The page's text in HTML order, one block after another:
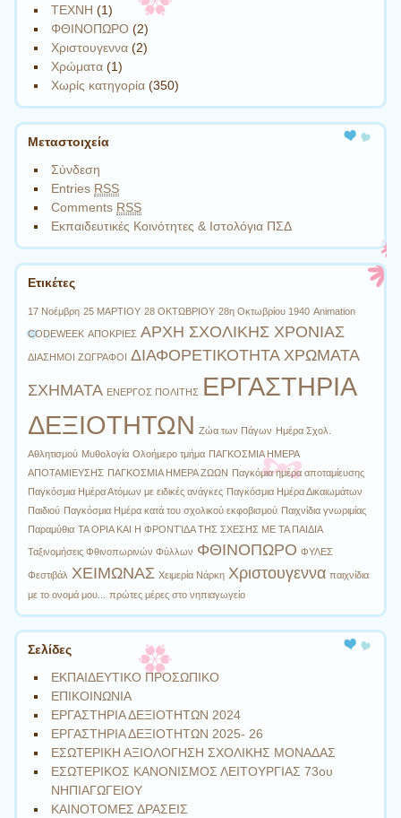
ΤΕΧΝΗ (1)
ΦΘΙΝΟΠΩΡΟ (2)
Χριστουγεννα (2)
Χρώματα (1)
Χωρίς κατηγορία (350)
Μεταστοιχεία
Σύνδεση
Entries RSS
Comments RSS
Εκπαιδευτικές Κοινότητες & Ιστολόγια ΠΣΔ
Ετικέτες
17 Νοέμβρη 25 ΜΑΡΤΙΟΥ 28 ΟΚΤΩΒΡΙΟΥ 28η Οκτωβρίου 1940 Animation
CODEWEEK ΑΠΟΚΡΙΕΣ ΑΡΧΗ ΣΧΟΛΙΚΗΣ ΧΡΟΝΙΑΣ
ΔΙΑΣΗΜΟΙ ΖΩΓΡΑΦΟΙ ΔΙΑΦΟΡΕΤΙΚΟΤΗΤΑ ΧΡΩΜΑΤΑ
ΣΧΗΜΑΤΑ ΕΝΕΡΓΟΣ ΠΟΛΙΤΗΣ ΕΡΓΑΣΤΗΡΙΑ
ΔΕΞΙΟΤΗΤΩΝ Ζώα των Πάγων Ημέρα Σχολ.
Αθλητισμού Μυθολογία Ολοήμερο τμήμα ΠΑΓΚΟΣΜΙΑ ΗΜΕΡΑ
ΑΠΟΤΑΜΙΕΥΣΗΣ ΠΑΓΚΟΣΜΙΑ ΗΜΕΡΑ ΖΩΩΝ Παγκόμια ημέρα αποταμίευσης
Παγκόσμια Ημέρα Ατόμων με ειδικές ανάγκες Παγκόσμια Ημέρα Δικαιωμάτων
Παιδιού Παγκόσμια Ημέρα κατά του σχολικού εκφοβισμού Παιχνίδια γνωριμίας
Παραμύθια ΤΑ ΟΡΙΑ ΚΑΙ Η ΦΡΟΝΤΊΔΑ ΤΗΣ ΣΧΕΣΗΣ ΜΕ ΤΑ ΠΑΙΔΙΑ
Ταξινομήσεις Φθινοπωρινών Φύλλων ΦΘΙΝΟΠΩΡΟ ΦΥΛΕΣ
Φεστιβάλ ΧΕΙΜΩΝΑΣ Χειμερία Νάρκη Χριστουγεννα παιχνίδια
με το ονομά μου...
πρώτες μέρες στο νηπιαγωγείο
Σελίδες
ΕΚΠΑΙΔΕΥΤΙΚΟ ΠΡΟΣΩΠΙΚΟ
ΕΠΙΚΟΙΝΩΝΙΑ
ΕΡΓΑΣΤΗΡΙΑ ΔΕΞΙΟΤΗΤΩΝ 2024
ΕΡΓΑΣΤΗΡΙΑ ΔΕΞΙΟΤΗΤΩΝ 2025- 26
ΕΣΩΤΕΡΙΚΗ ΑΞΙΟΛΟΓΗΣΗ ΣΧΟΛΙΚΗΣ ΜΟΝΑΔΑΣ
ΕΣΩΤΕΡΙΚΟΣ ΚΑΝΟΝΙΣΜΟΣ ΛΕΙΤΟΥΡΓΙΑΣ 73ου
ΝΗΠΙΑΓΩΓΕΙΟΥ
ΚΑΙΝΟΤΟΜΕΣ ΔΡΑΣΕΙΣ